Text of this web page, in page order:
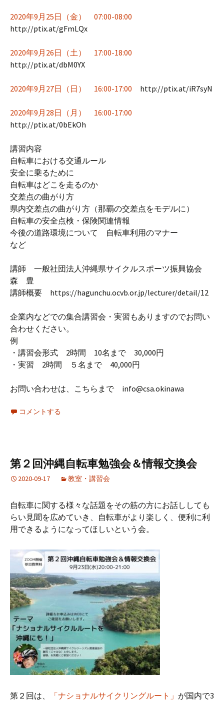
2020年9月25日（金） 07:00-08:00
http://ptix.at/gFmLQx
2020年9月26日（土） 17:00-18:00
http://ptix.at/dbM0YX
2020年9月27日（日） 16:00-17:00 http://ptix.at/iR7syN
2020年9月28日（月） 16:00-17:00
http://ptix.at/0bEkOh
講習内容
自転車における交通ルール
安全に乗るために
自転車はどこを走るのか
交差点の曲がり方
県内交差点の曲がり方（那覇の交差点をモデルに）
自転車の安全点検・保険関連情報
今後の道路環境について 自転車利用のマナー
など
講師 一般社団法人沖縄県サイクルスポーツ振興協会
森 豊
講師概要 https://hagunchu.ocvb.or.jp/lecturer/detail/12
企業内などでの集合講習会・実習もありますのでお問い
合わせください。
例
・講習会形式 2時間 10名まで 30,000円
・実習 2時間 ５名まで 40,000円
お問い合わせは、こちらまで info@csa.okinawa
コメントする
第２回沖縄自転車勉強会＆情報交換会
2020-09-17 教室・講習会
自転車に関する様々な話題をその筋の方にお話ししても
らい見聞を広めていき、自転車がより楽しく、便利に利
用できるようになってほしいという会。
第２回は、 「ナショナルサイクリングルート」 が国内で3